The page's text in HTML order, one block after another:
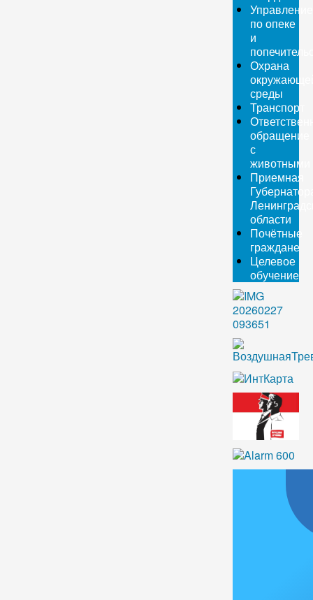
Управление
по опеке
и
Охрана
среды
Транспорт
обращение
с
животными
Приемная
области
Почётные
граждане
Целевое
обучение